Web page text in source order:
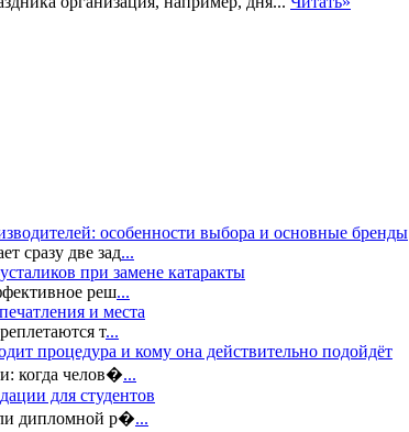
особенности выбора и основные бренды
сразу две зад...
при замене катаракты
реш...
и места
т...
процедура и кому она действительно подойдёт
когда челов�...
для студентов
дипломной р�...